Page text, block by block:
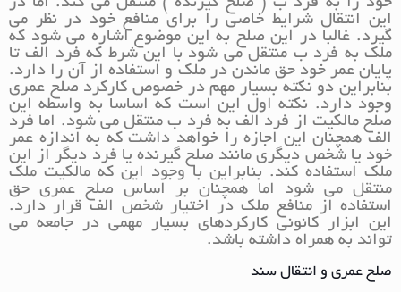
این انتقال شرایط خاصی را برای منافع خود در نظر می
گیرد. غالبا در این صلح به این موضوع اشاره می شود که
ملک به فرد ب منتقل می شود با این شرط که فرد الف تا
پایان عمر خود حق ماندن در ملک و استفاده از آن را دارد.
بنابراین دو نکته بسیار مهم در خصوص کارکرد صلح عمری
وجود دارد. نکته اول این است که اساسا به واسطه این
صلح مالکیت از فرد الف به فرد ب منتقل می شود. اما فرد
الف همچنان این اجازه را خواهد داشت که به اندازه عمر
خود یا شخص دیگری مانند صلح گیرنده یا فرد دیگر از این
ملک استفاده کند. بنابراین با وجود این که مالکیت ملک
منتقل می شود اما همچنان بر اساس صلح عمری حق
استفاده از منافع ملک در اختیار شخص الف قرار دارد.
این ابزار کانونی کارکردهای بسیار مهمی در جامعه می
تواند به همراه داشته باشد.
صلح عمری و انتقال سند